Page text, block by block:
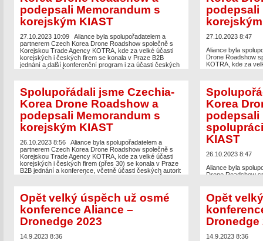
podepsali Memorandum s
korejským KIAST
27.10.2023 10:09 Aliance byla spolupořadatelem a
partnerem Czech Korea Drone Roadshow společně s
Korejskou Trade Agency KOTRA, kde za velké účasti
korejských i českých firem se konala v Praze B2B
jednání a další konferenční program i za účasti českých
podepsali
27.10.2023 8:47
Aliance byla
Drone Roadshow
KOTRA, kde za
Aliance
[…]
The post
Roadshow a
appeared first on
průmysl.
Spolupořádali jsme Czechia-
Korea Drone Roadshow a
podepsali Memorandum s
korejským KIAST
26.10.2023 8:56 Aliance byla spolupořadatelem a
partnerem Czech Korea Drone Roadshow společně s
Korejskou Trade Agency KOTRA, kde za velké účasti
korejských i českých firem (přes 30) se konala v Praze
B2B jednání a konference, včetně účasti českých autorit
Korea
podepsali
KIAST
26.10.2023 8:47
Aliance byla
Drone Roadshow
program i za účasti
Ministerstva
Aliance
[…]
Roadshow a
Opět velký úspěch už osmé
konference Aliance –
Dronedge 2023
14.9.2023 8:36
Opět
Dronedge
14.9.2023 8:36